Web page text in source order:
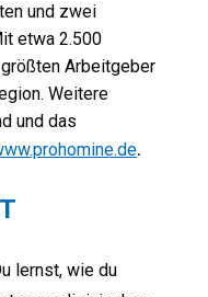
und zwei
etwa 2.500
Arbeitgeber
Weitere
und das
.
lernst, wie du